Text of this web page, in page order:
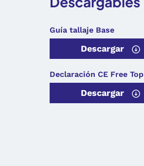
Guía tallaje Base
Descargar
Declaración CE Free Top
Descargar